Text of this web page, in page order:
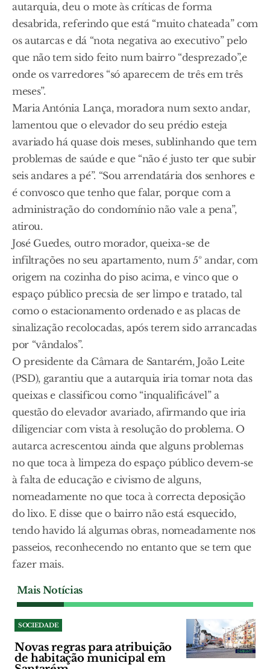
autarquia, deu o mote às críticas de forma
desabrida, referindo que está “muito chateada” com
os autarcas e dá “nota negativa ao executivo” pelo
que não tem sido feito num bairro “desprezado”,e
onde os varredores “só aparecem de três em três
meses”.
Maria Antónia Lança, moradora num sexto andar,
lamentou que o elevador do seu prédio esteja
avariado há quase dois meses, sublinhando que tem
problemas de saúde e que “não é justo ter que subir
seis andares a pé”. “Sou arrendatária dos senhores e
é convosco que tenho que falar, porque com a
administração do condomínio não vale a pena”,
atirou.
José Guedes, outro morador, queixa-se de
infiltrações no seu apartamento, num 5º andar, com
origem na cozinha do piso acima, e vinco que o
espaço público precsia de ser limpo e tratado, tal
como o estacionamento ordenado e as placas de
sinalização recolocadas, após terem sido arrancadas
por “vândalos”.
O presidente da Câmara de Santarém, João Leite
(PSD), garantiu que a autarquia iria tomar nota das
queixas e classificou como “inqualificável” a
questão do elevador avariado, afirmando que iria
diligenciar com vista à resolução do problema. O
autarca acrescentou ainda que alguns problemas
no que toca à limpeza do espaço público devem-se
à falta de educação e civismo de alguns,
nomeadamente no que toca à correcta deposição
do lixo. E disse que o bairro não está esquecido,
tendo havido lá algumas obras, nomeadamente nos
passeios, reconhecendo no entanto que se tem que
fazer mais.
Mais Notícias
SOCIEDADE
Novas regras para atribuição
de habitação municipal em